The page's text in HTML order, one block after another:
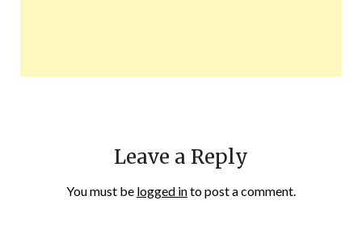
Leave a Reply
You must be logged into post a comment.